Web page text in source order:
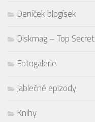
Deníček blogísek
Diskmag – Top Secret
Fotogalerie
Jablečné epizody
Knihy